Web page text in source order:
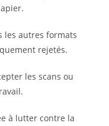
les autres formats
rejetés.
les scans ou
à lutter contre la